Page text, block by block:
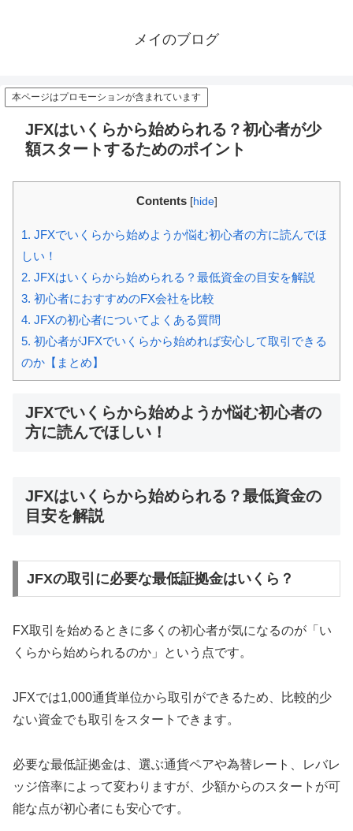
メイのブログ
本ページはプロモーションが含まれています
JFXはいくらから始められる？初心者が少
額スタートするためのポイント
Contents [hide]
1. JFXでいくらから始めようか悩む初心者の方に読んでほ
しい！
2. JFXはいくらから始められる？最低資金の目安を解説
3. 初心者におすすめのFX会社を比較
4. JFXの初心者についてよくある質問
5. 初心者がJFXでいくらから始めれば安心して取引できる
のか【まとめ】
JFXでいくらから始めようか悩む初心者の
方に読んでほしい！
JFXはいくらから始められる？最低資金の
目安を解説
JFXの取引に必要な最低証拠金はいくら？
FX取引を始めるときに多くの初心者が気になるのが「い
くらから始められるのか」という点です。
JFXでは1,000通貨単位から取引ができるため、比較的少
ない資金でも取引をスタートできます。
必要な最低証拠金は、選ぶ通貨ペアや為替レート、レバレ
ッジ倍率によって変わりますが、少額からのスタートが可
能な点が初心者にも安心です。